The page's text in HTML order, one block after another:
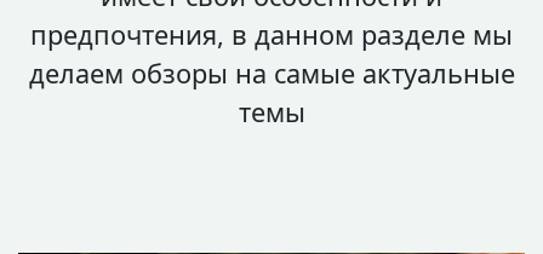
предпочтения, в данном разделе мы
делаем обзоры на самые актуальные
темы